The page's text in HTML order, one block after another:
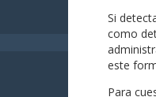
Si
como
este
Para